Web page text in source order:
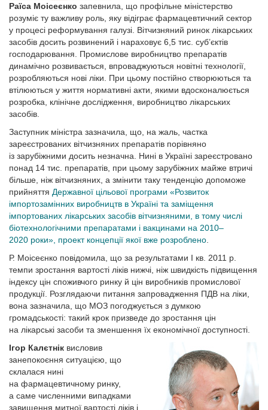
Раїса Моісеєнко запевнила, що профільне міністерство
розуміє ту важливу роль, яку відіграє фармацевтичний сектор
у процесі реформування галузі. Вітчизняний ринок лікарських
засобів досить розвинений і нараховує 6,5 тис. суб’єктів
господарювання. Промислове виробництво препаратів
динамічно розвивається, впроваджуються новітні технології,
розробляються нові ліки. При цьому постійно створюються та
втілюються у життя нормативні акти, якими вдосконалюється
розробка, клінічне дослідження, виробництво лікарських
засобів.
Заступник міністра зазначила, що, на жаль, частка
зареєстрованих вітчизняних препаратів порівняно
із зарубіжними досить незначна. Нині в Україні зареєстровано
понад 14 тис. препаратів, при цьому зарубіжних майже втричі
більше, ніж вітчизняних, а змінити таку тенденцію допоможе
прийняття Державної цільової програми «Розвиток
імпортозамінних виробництв в Україні та заміщення
імпортованих лікарських засобів вітчизняними, в тому числі
біотехнологічними препаратами і вакцинами на 2010–
2020 роки», проект концепції якої вже розроблено
Р. Моісеєнко повідомила, що за результатами I кв. 2011 р.
темпи зростання вартості ліків нижчі, ніж швидкість підвищення
індексу цін споживчого ринку й цін виробників промислової
продукції. Розглядаючи питання запровадження ПДВ на ліки,
вона зазначила, що МОЗ погоджується з думкою
громадськості: такий крок призведе до зростання цін
на лікарські засоби та зменшення їх економічної доступності.
Ігор Калєтнік висловив
занепокоєння ситуаціє­ю, що
склалася нині
на фармацевтичному ринку,
а саме численними випадками
завищення митної вартості ліків і